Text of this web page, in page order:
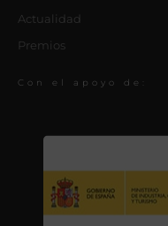
Actualidad
Premios
Con el apoyo de: